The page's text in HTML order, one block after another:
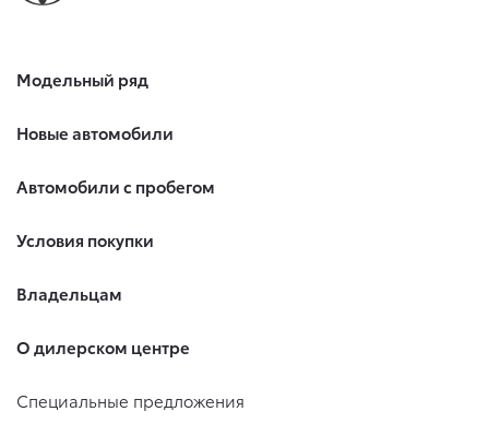
Модельный ряд
Новые автомобили
Автомобили с пробегом
Условия покупки
Владельцам
О дилерском центре
Специальные предложения